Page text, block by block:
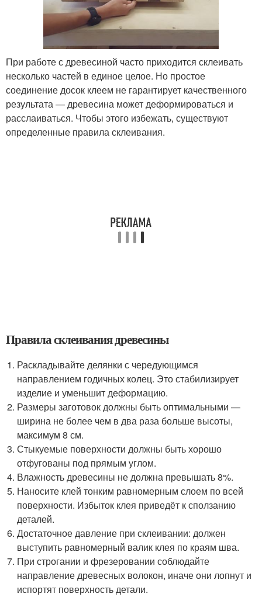
При работе с древесиной часто приходится склеивать
несколько частей в единое целое. Но простое
соединение досок клеем не гарантирует качественного
результата — древесина может деформироваться и
расслаиваться. Чтобы этого избежать, существуют
определенные правила склеивания.
Правила склеивания древесины
Раскладывайте делянки с чередующимся
направлением годичных колец. Это стабилизирует
изделие и уменьшит деформацию.
Размеры заготовок должны быть оптимальными —
ширина не более чем в два раза больше высоты,
максимум 8 см.
Стыкуемые поверхности должны быть хорошо
отфугованы под прямым углом.
Влажность древесины не должна превышать 8%.
Наносите клей тонким равномерным слоем по всей
поверхности. Избыток клея приведёт к сползанию
деталей.
Достаточное давление при склеивании: должен
выступить равномерный валик клея по краям шва.
При строгании и фрезеровании соблюдайте
направление древесных волокон, иначе они лопнут и
испортят поверхность детали.